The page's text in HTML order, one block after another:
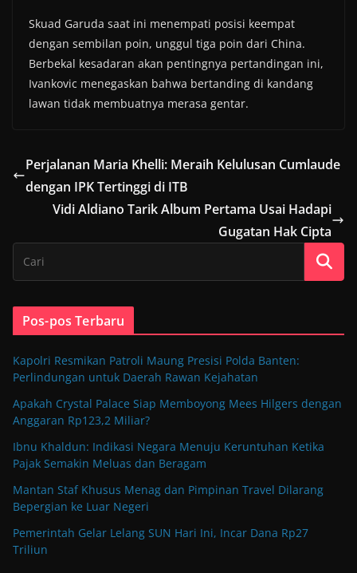
Skuad Garuda saat ini menempati posisi keempat
dengan sembilan poin, unggul tiga poin dari China.
Berbekal kesadaran akan pentingnya pertandingan ini,
Ivankovic menegaskan bahwa bertanding di kandang
lawan tidak membuatnya merasa gentar.
Perjalanan Maria Khelli: Meraih Kelulusan Cumlaude
dengan IPK Tertinggi di ITB
Vidi Aldiano Tarik Album Pertama Usai Hadapi
Gugatan Hak Cipta
Pos-pos Terbaru
Kapolri Resmikan Patroli Maung Presisi Polda Banten:
Perlindungan untuk Daerah Rawan Kejahatan
Apakah Crystal Palace Siap Memboyong Mees Hilgers dengan
Anggaran Rp123,2 Miliar?
Ibnu Khaldun: Indikasi Negara Menuju Keruntuhan Ketika
Pajak Semakin Meluas dan Beragam
Mantan Staf Khusus Menag dan Pimpinan Travel Dilarang
Bepergian ke Luar Negeri
Pemerintah Gelar Lelang SUN Hari Ini, Incar Dana Rp27
Triliun